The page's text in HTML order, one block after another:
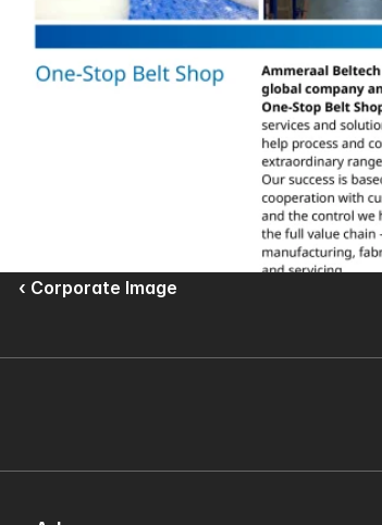
‹ Corporate Image